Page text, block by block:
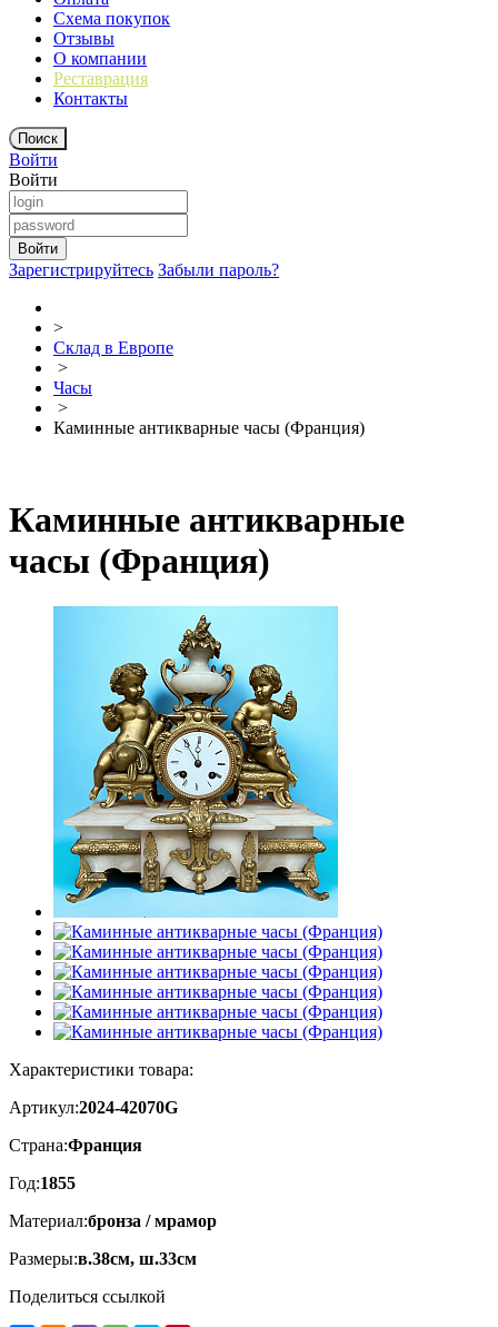
Схема покупок
Отзывы
О компании
Реставрация
Контакты
Войти
Войти
Зарегистрируйтесь Забыли пароль?
>
Склад в Европе
>
Часы
>
Каминные антикварные часы (Франция)
Каминные антикварные
часы (Франция)
Характеристики товара:
Артикул:2024-42070G
Страна:Франция
Год:1855
Материал:бронза / мрамор
Размеры:в.38см, ш.33см
Поделиться ссылкой